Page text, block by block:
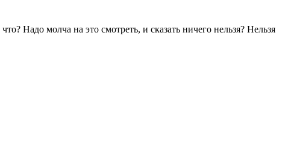
Надо молча на это смотреть, и сказать ничего нельзя? Нельзя